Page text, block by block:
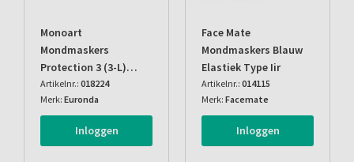
Monoart
Mondmaskers
Protection 3 (3-L)
Lichtblauw
Artikelnr.: 018224
Merk: Euronda
Inloggen
Face Mate
Mondmaskers Blauw
Elastiek Type Iir
Artikelnr.: 014115
Merk: Facemate
Inloggen